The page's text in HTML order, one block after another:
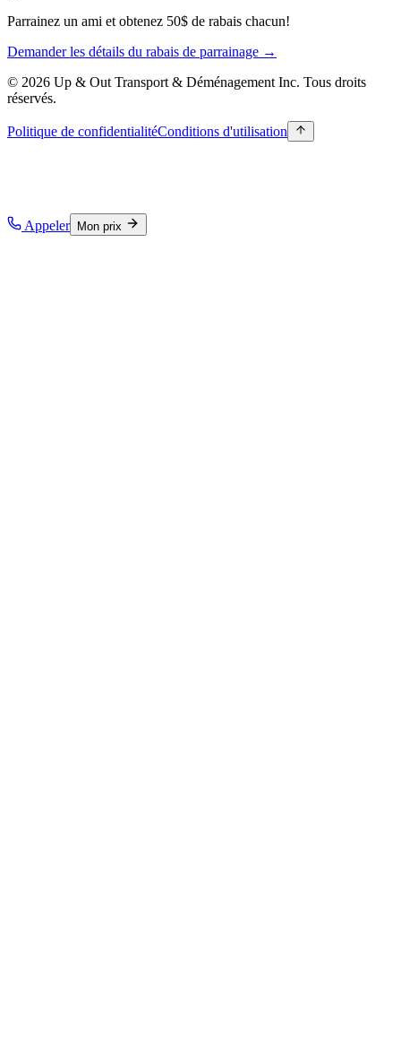
Parrainez un ami et obtenez 50$ de rabais chacun!
Demander les détails du rabais de parrainage →
© 2026 Up & Out Transport & Déménagement Inc. Tous droits
réservés.
Politique de confidentialitéConditions d'utilisation
Appeler Mon prix